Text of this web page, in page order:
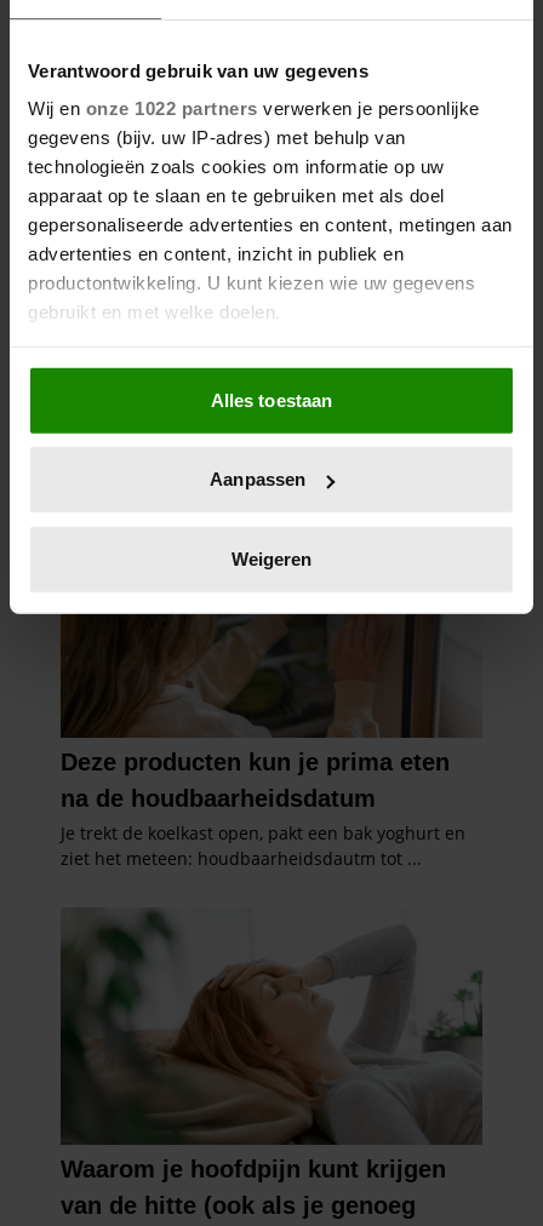
Verantwoord gebruik van uw gegevens
Wij en onze 1022 partners verwerken je persoonlijke
gegevens (bijv. uw IP-adres) met behulp van
technologieën zoals cookies om informatie op uw
apparaat op te slaan en te gebruiken met als doel
gepersonaliseerde advertenties en content, metingen aan
advertenties en content, inzicht in publiek en
productontwikkeling. U kunt kiezen wie uw gegevens
gebruikt en met welke doelen.
Als u het toestaat, willen we ook graag:
Informatie verzamelen over uw geografische
locatie, die tot een paar meter nauwkeurig kan zijn
scannen op specifieke eigenschappen (fingerprinting)
verwerkt en stel uw voorkeuren in het
intrekken in de Cookieverklaring.
We gebruiken cookies om content en advertenties te
personaliseren, om functies voor social media te bieden
en om ons websiteverkeer te analyseren. Ook delen we
informatie over uw gebruik van onze site met onze
partners voor social media, adverteren en analyse. Deze
informatie die u aan ze heeft verstrekt of die ze hebben
gebruiken.
Alles toestaan
Aanpassen
Weigeren